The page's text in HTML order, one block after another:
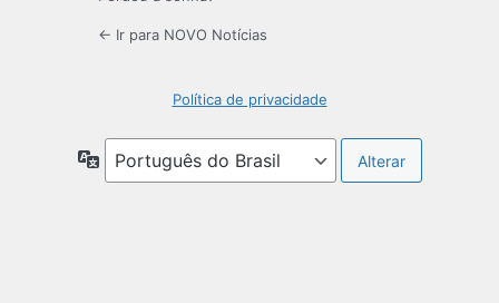
← Ir para NOVO Notícias
Política de privacidade
Idioma